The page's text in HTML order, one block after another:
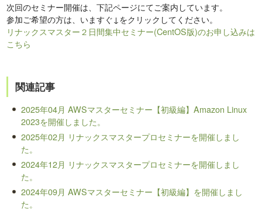
次回のセミナー開催は、下記ページにてご案内しています。
参加ご希望の方は、いますぐ↓をクリックしてください。
リナックスマスター２日間集中セミナー(CentOS版)のお申し込みは
こちら
関連記事
2025年04月 AWSマスターセミナー【初級編】Amazon Linux
2023を開催しました。
2025年02月 リナックスマスタープロセミナーを開催しまし
た。
2024年12月 リナックスマスタープロセミナーを開催しまし
た。
2024年09月 AWSマスターセミナー【初級編】を開催しまし
た。